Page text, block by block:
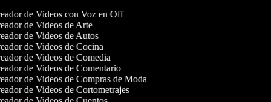
de Videos con Voz en Off
de Videos de Arte
de Videos de Autos
de Videos de Cocina
de Videos de Comedia
de Videos de Comentario
de Videos de Compras de Moda
de Videos de Cortometrajes